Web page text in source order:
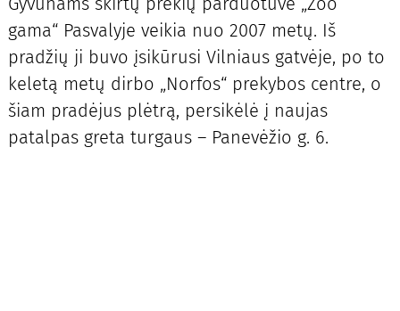
gama“ Pasvalyje veikia nuo 2007 metų. Iš
pradžių ji buvo įsikūrusi Vilniaus gatvėje, po to
keletą metų dirbo „Norfos“ prekybos centre, o
šiam pradėjus plėtrą, persikėlė į naujas
patalpas greta turgaus – Panevėžio g. 6.